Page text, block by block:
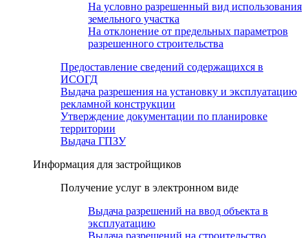
На условно разрешенный вид использования
земельного участка
На отклонение от предельных параметров
разрешенного строительства
Предоставление сведений содержащихся в
ИСОГД
Выдача разрешения на установку и эксплуатацию
рекламной конструкции
Утверждение документации по планировке
территории
Выдача ГПЗУ
Информация для застройщиков
Получение услуг в электронном виде
Выдача разрешений на ввод объекта в
эксплуатацию
Выдача разрешений на строительство